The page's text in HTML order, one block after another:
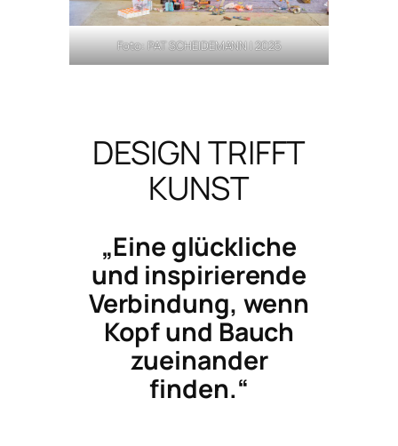
Foto: PAT SCHEIDEMANN | 2025
DESIGN TRIFFT
KUNST
„Eine glückliche
und inspirierende
Verbindung, wenn
Kopf und Bauch
zueinander
finden.“